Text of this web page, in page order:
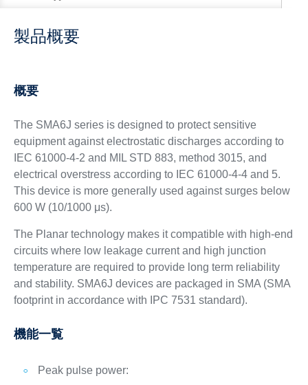
製品概要
概要
The SMA6J series is designed to protect sensitive
equipment against electrostatic discharges according to
IEC 61000-4-2 and MIL STD 883, method 3015, and
electrical overstress according to IEC 61000-4-4 and 5.
This device is more generally used against surges below
600 W (10/1000 μs).
The Planar technology makes it compatible with high-end
circuits where low leakage current and high junction
temperature are required to provide long term reliability
and stability. SMA6J devices are packaged in SMA (SMA
footprint in accordance with IPC 7531 standard).
機能一覧
Peak pulse power: